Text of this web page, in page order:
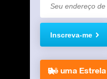
Inscreva-me
Dê uma